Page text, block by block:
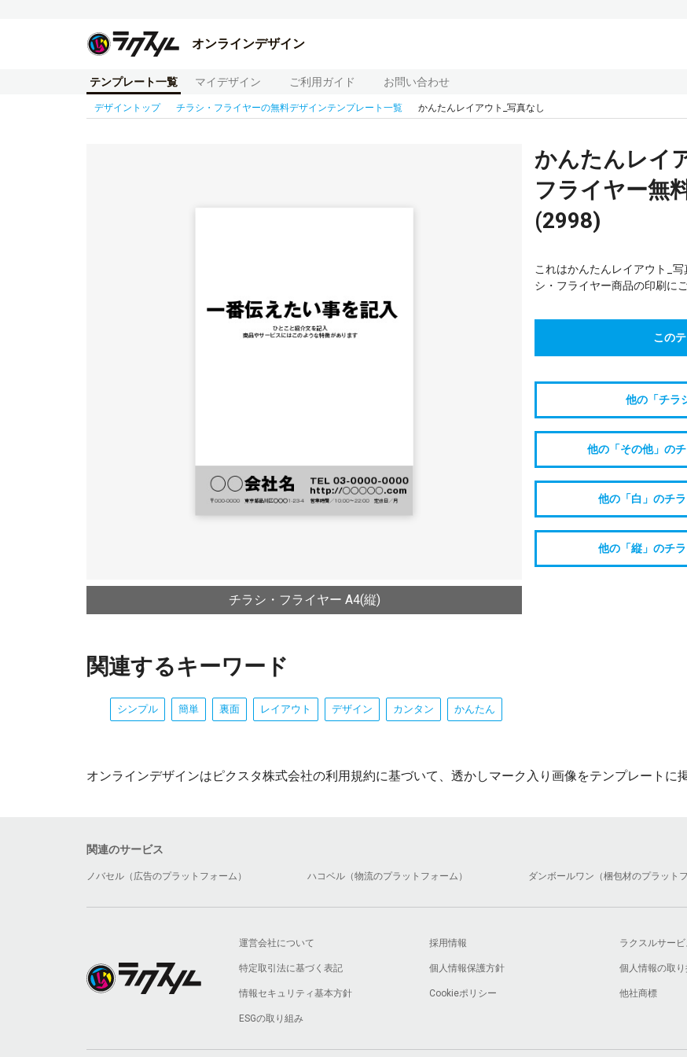
オンラインデザイン
テンプレート一覧 マイデザイン ご利用ガイド お問い合わせ
デザイントップ チラシ・フライヤーの無料デザインテンプレート一覧 かんたんレイアウト_写真なし
チラシ・フライヤー A4(縦)
かんたんレイ
フライヤー無
(2998)
これはかんたんレイアウト_
シ・フライヤー商品の印刷に
この
他の「チラ
他の「その他」の
他の「白」のチ
他の「縦」のチ
関連するキーワード
シンプル 簡単 裏面 レイアウト デザイン カンタン かんたん
オンラインデザインはピクスタ株式会社の利用規約に基づいて、透かしマーク入り画像をテンプレートに
関連のサービス
ノバセル（広告のプラットフォーム） ハコベル（物流のプラットフォーム） ダンボールワン（梱包材のプラットフ
運営会社について 採用情報 ラクスルサー
特定取引法に基づく表記 個人情報保護方針 個人情報の取
情報セキュリティ基本方針 Cookieポリシー 他社商標
ESGの取り組み